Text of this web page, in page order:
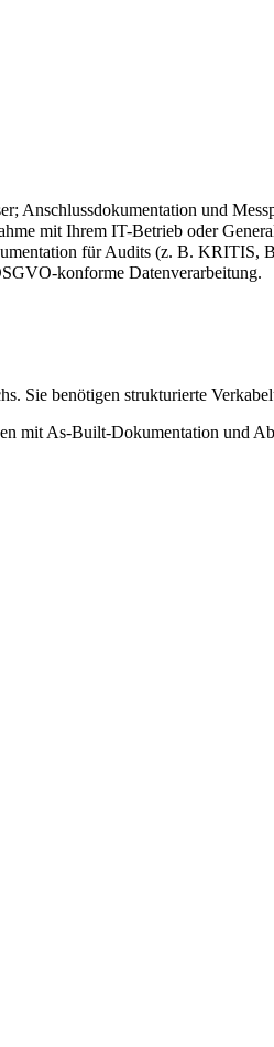
Anschlussdokumentation und
mit Ihrem IT-Betrieb oder
für Audits (z. B. KRITIS,
konforme Datenverarbeitung.
Sie benötigen strukturierte
mit As-Built-Dokumentation und